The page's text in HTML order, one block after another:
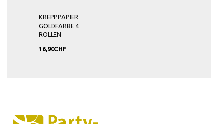
KREPPPAPIER
GOLDFARBE 4
ROLLEN
16,90CHF